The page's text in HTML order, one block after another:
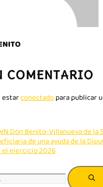
COMENTARIO
estarconectadopara publicar
Don Benito-Villanueva de la
de una ayuda de la
el ejercicio 2026